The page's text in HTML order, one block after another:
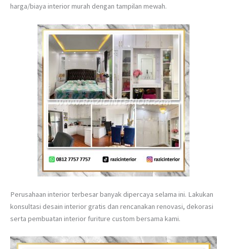
f -
harga/biaya interior murah dengan tampilan mewah.
Perusahaan interior terbesar banyak dipercaya selama ini. Lakukan
konsultasi desain interior gratis dan rencanakan renovasi, dekorasi
serta pembuatan interior furiture custom bersama kami.